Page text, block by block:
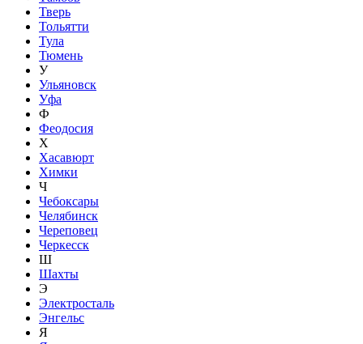
Тверь
Тольятти
Тула
Тюмень
У
Ульяновск
Уфа
Ф
Феодосия
Х
Хасавюрт
Химки
Ч
Чебоксары
Челябинск
Череповец
Черкесск
Ш
Шахты
Э
Электросталь
Энгельс
Я